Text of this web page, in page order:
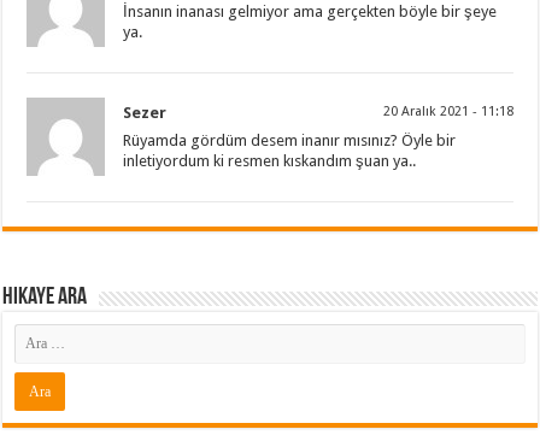
İnsanın inanası gelmiyor ama gerçekten böyle bir şeye
ya.
Sezer 20 Aralık 2021 - 11:18
Rüyamda gördüm desem inanır mısınız? Öyle bir
inletiyordum ki resmen kıskandım şuan ya..
Hikaye ARA